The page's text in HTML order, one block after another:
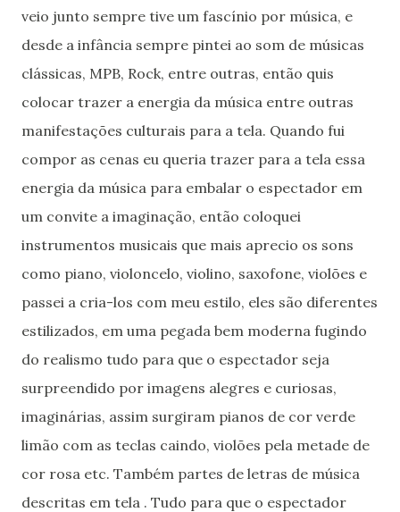
veio junto sempre tive um fascínio por música, e
desde a infância sempre pintei ao som de músicas
clássicas, MPB, Rock, entre outras, então quis
colocar trazer a energia da música entre outras
manifestações culturais para a tela. Quando fui
compor as cenas eu queria trazer para a tela essa
energia da música para embalar o espectador em
um convite a imaginação, então coloquei
instrumentos musicais que mais aprecio os sons
como piano, violoncelo, violino, saxofone, violões e
passei a cria-los com meu estilo, eles são diferentes
estilizados, em uma pegada bem moderna fugindo
do realismo tudo para que o espectador seja
surpreendido por imagens alegres e curiosas,
imaginárias, assim surgiram pianos de cor verde
limão com as teclas caindo, violões pela metade de
cor rosa etc. Também partes de letras de música
descritas em tela . Tudo para que o espectador